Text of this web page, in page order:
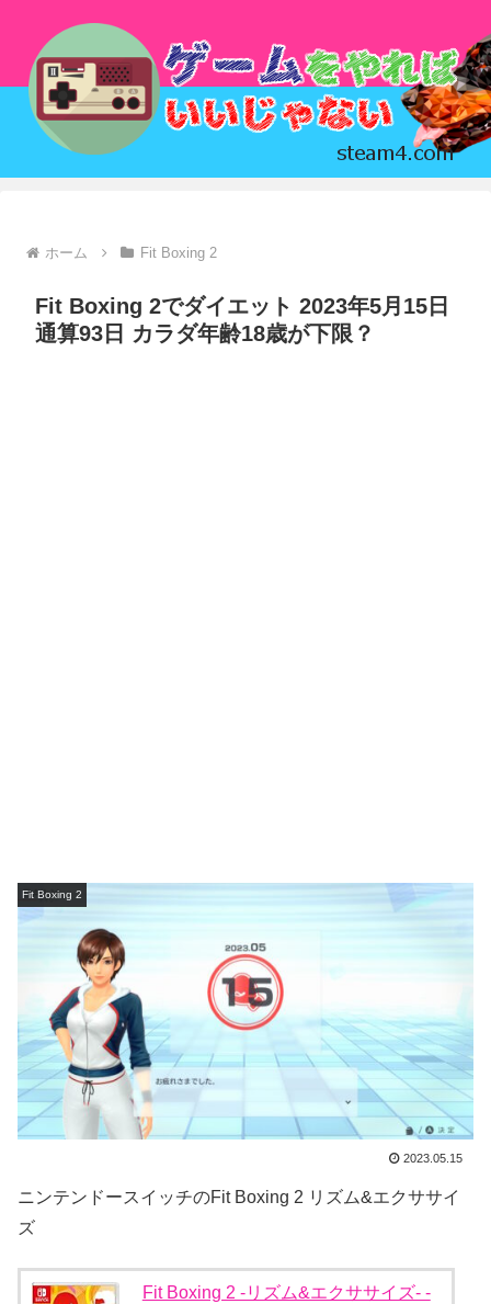
ホーム Fit Boxing 2
Fit Boxing 2でダイエット 2023年5月15日
通算93日 カラダ年齢18歳が下限？
Fit Boxing 2
2023.05.15
ニンテンドースイッチのFit Boxing 2 リズム&エクササイ
ズ
Fit Boxing 2 -リズム&エクササイズ- -